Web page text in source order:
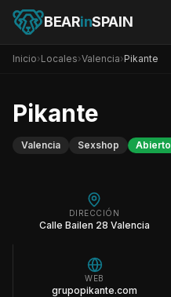
BEARinSPAIN
Inicio›Locales›Valencia›Pikante
Pikante
Valencia Sexshop Abierto
DIRECCIÓN
Calle Bailen 28 Valencia
WEB
grupopikante.com